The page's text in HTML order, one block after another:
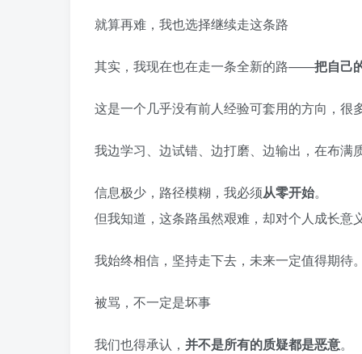
就算再难，我也选择继续走这条路
其实，我现在也在走一条全新的路——把自己
这是一个几乎没有前人经验可套用的方向，很
我边学习、边试错、边打磨、边输出，在布
信息极少，路径模糊，我必须从零开始。
但我知道，这条路虽然艰难，却对个人成长意
我始终相信，坚持走下去，未来一定值得期待
被骂，不一定是坏事
我们也得承认， 并不是所有的质疑都是恶意。